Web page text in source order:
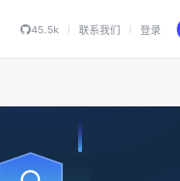
45.5k 联系我们 登录